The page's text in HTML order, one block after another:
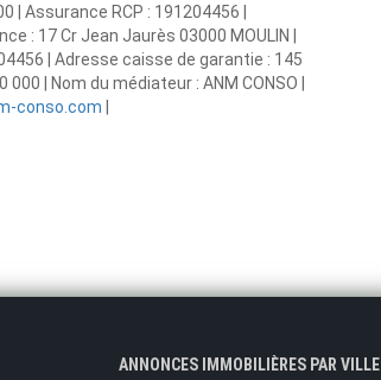
| Assurance RCP : 191204456 |
: 17 Cr Jean Jaurès 03000 MOULIN |
| Adresse caisse de garantie : 145
| Nom du médiateur : ANM CONSO |
conso.com
ANNONCES IMMOBILIÈRES PAR VILLE